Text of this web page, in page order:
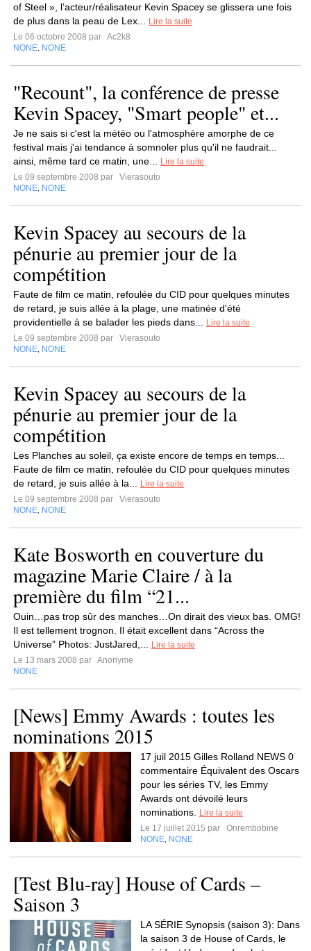
of Steel », l’acteur/réalisateur Kevin Spacey se glissera une fois
de plus dans la peau de Lex...
Lire la suite
Le 06 octobre 2008 par Ac2k8
NONE NONE
"Recount", la conférence de presse
Kevin Spacey, "Smart people" et...
Je ne sais si c'est la météo ou l'atmosphère amorphe de ce
festival mais j'ai tendance à somnoler plus qu'il ne faudrait...
ainsi, même tard ce matin, une...
Lire la suite
Le 09 septembre 2008 par
Vierasouto
NONE NONE
Kevin Spacey au secours de la
pénurie au premier jour de la
compétition
Faute de film ce matin, refoulée du CID pour quelques minutes
de retard, je suis allée à la plage, une matinée d'été
providentielle à se balader les pieds dans...
Lire la suite
Le 09 septembre 2008 par
Vierasouto
NONE NONE
Kevin Spacey au secours de la
pénurie au premier jour de la
compétition
Les Planches au soleil, ça existe encore de temps en temps...
Faute de film ce matin, refoulée du CID pour quelques minutes
de retard, je suis allée à la...
Lire la suite
Le 09 septembre 2008 par
Vierasouto
NONE NONE
Kate Bosworth en couverture du
magazine Marie Claire / à la
première du film “21...
Ouin…pas trop sûr des manches…On dirait des vieux bas. OMG!
Il est tellement trognon. Il était excellent dans “Across the
Universe” Photos: JustJared,...
Lire la suite
Le 13 mars 2008 par Anonyme
NONE
[News] Emmy Awards : toutes les
nominations 2015
17 juil 2015 Gilles Rolland NEWS 0
commentaire Équivalent des Oscars
pour les séries TV, les Emmy
Awards ont dévoilé leurs
nominations.
Lire la suite
Le 17 juillet 2015 par
Onrembobine
NONE NONE
[Test Blu-ray] House of Cards –
Saison 3
LA SÉRIE Synopsis (saison 3): Dans
la saison 3 de House of Cards, le